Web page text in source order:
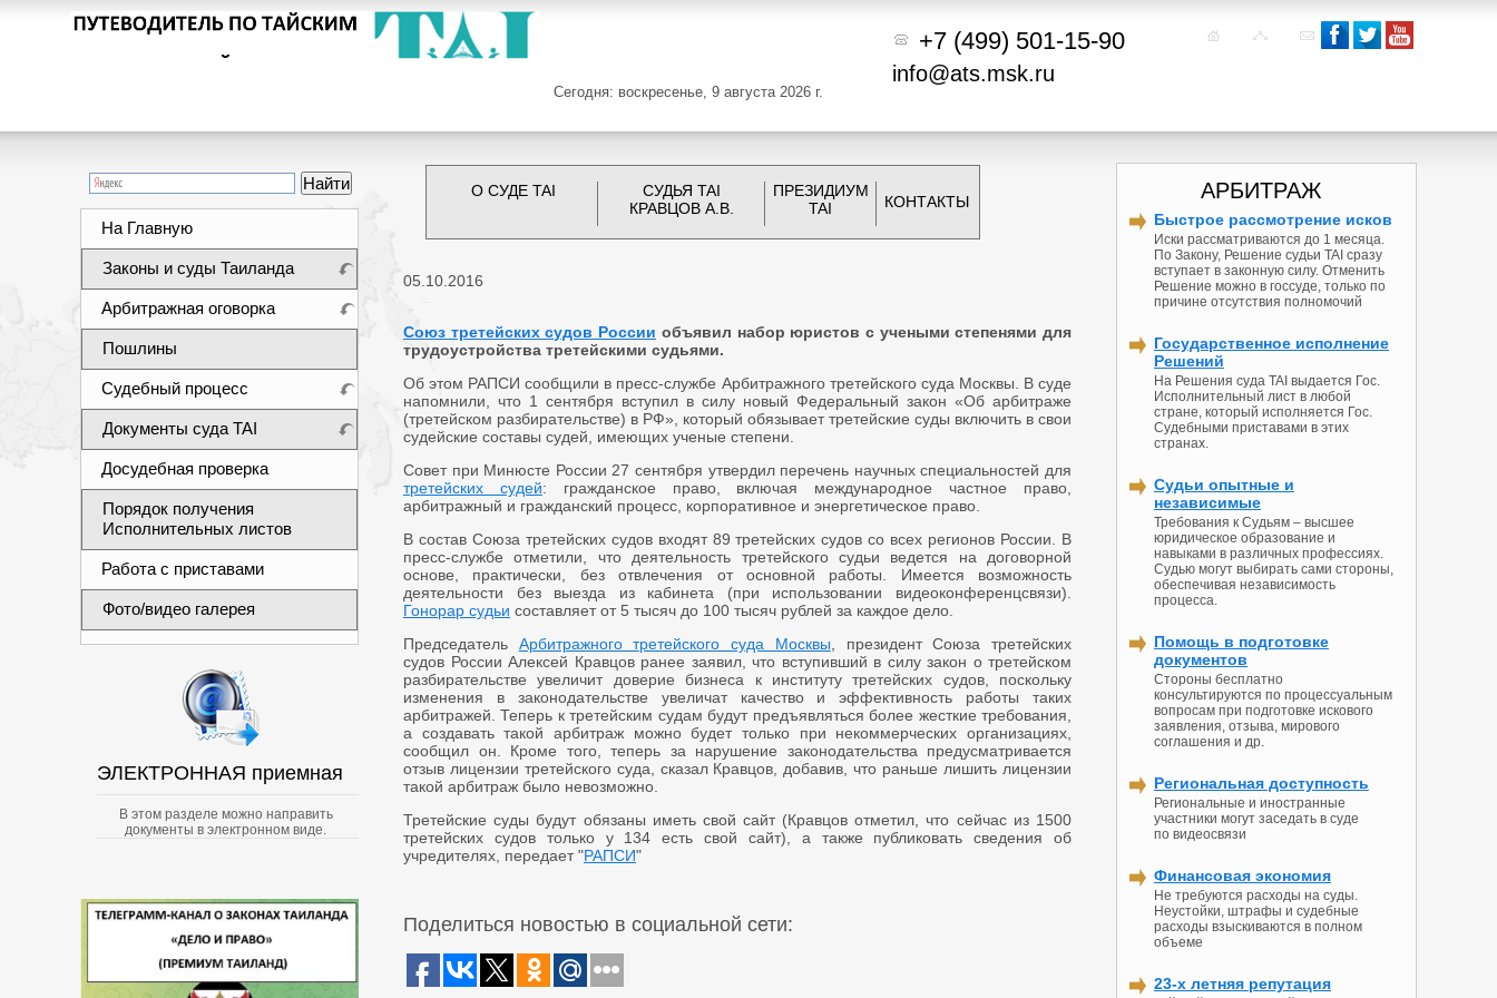
+7 (499) 501-15-90
info@ats.msk.ru
Сегодня: воскресенье, 9 августа 2026 г.
На Главную
Законы и суды Таиланда
Арбитражная оговорка
Пошлины
Судебный процесс
Документы суда TAI
Досудебная проверка
Порядок получения
Исполнительных листов
Работа с приставами
Фото/видео галерея
ЭЛЕКТРОННАЯ приемная
В этом разделе можно направить
документы в электронном виде.
О СУДЕ TAI
СУДЬЯ TAI
КРАВЦОВ А.В.
ПРЕЗИДИУМ
TAI
КОНТАКТЫ АРБИТРАЖ
Быстрое рассмотрение исков
Иски рассматриваются до 1 месяца.
По Закону, Решение судьи TAI сразу
вступает в законную силу. Отменить
Решение можно в госсуде, только по
причине отсутствия полномочий
Государственное исполнение
Решений
На Решения суда TAI выдается Гос.
Исполнительный лист в любой
стране, который исполняется Гос.
Судебными приставами в этих
странах.
Судьи опытные и
независимые
Требования к Судьям – высшее
юридическое образование и
навыками в различных профессиях.
Судью могут выбирать сами стороны,
обеспечивая независимость
процесса.
Помощь в подготовке
документов
Стороны бесплатно
консультируются по процессуальным
вопросам при подготовке искового
заявления, отзыва, мирового
соглашения и др.
Региональная доступность
Региональные и иностранные
участники могут заседать в суде
по видеосвязи
Финансовая экономия
Не требуются расходы на суды.
Неустойки, штрафы и судебные
расходы взыскиваются в полном
объеме
23-х летняя репутация
05.10.2016
Союз третейских судов России объявил набор юристов с учеными степенями для
трудоустройства третейскими судьями.
Об этом РАПСИ сообщили в пресс-службе Арбитражного третейского суда Москвы. В суде
напомнили, что 1 сентября вступил в силу новый Федеральный закон «Об арбитраже
(третейском разбирательстве) в РФ», который обязывает третейские суды включить в свои
судейские составы судей, имеющих ученые степени.
Совет при Минюсте России 27 сентября утвердил перечень научных специальностей для
третейских судей: гражданское право, включая международное частное право,
арбитражный и гражданский процесс, корпоративное и энергетическое право.
В состав Союза третейских судов входят 89 третейских судов со всех регионов России. В
пресс-службе отметили, что деятельность третейского судьи ведется на договорной
основе, практически, без отвлечения от основной работы. Имеется возможность
деятельности без выезда из кабинета (при использовании видеоконференцсвязи).
Гонорар судьи составляет от 5 тысяч до 100 тысяч рублей за каждое дело.
Председатель Арбитражного третейского суда Москвы , президент Союза третейских
судов России Алексей Кравцов ранее заявил, что вступивший в силу закон о третейском
разбирательстве увеличит доверие бизнеса к институту третейских судов, поскольку
изменения в законодательстве увеличат качество и эффективность работы таких
арбитражей. Теперь к третейским судам будут предъявляться более жесткие требования,
а создавать такой арбитраж можно будет только при некоммерческих организациях,
сообщил он. Кроме того, теперь за нарушение законодательства предусматривается
отзыв лицензии третейского суда, сказал Кравцов, добавив, что раньше лишить лицензии
такой арбитраж было невозможно.
Третейские суды будут обязаны иметь свой сайт (Кравцов отметил, что сейчас из 1500
третейских судов только у 134 есть свой сайт), а также публиковать сведения об
учредителях, передает "РАПСИ"
Поделиться новостью в социальной сети: